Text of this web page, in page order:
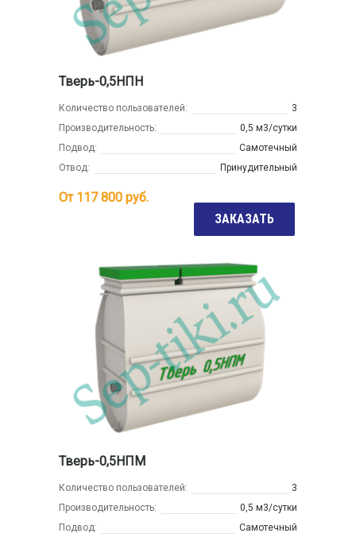
Тверь-0,5НПН
Количество пользователей:
3
Производительность:
0,5 м3/сутки
Подвод:
Самотечный
Отвод:
Принудительный
От 117 800 руб.
ЗАКАЗАТЬ
Тверь-0,5НПМ
Количество пользователей:
3
Производительность:
0,5 м3/сутки
Подвод:
Самотечный